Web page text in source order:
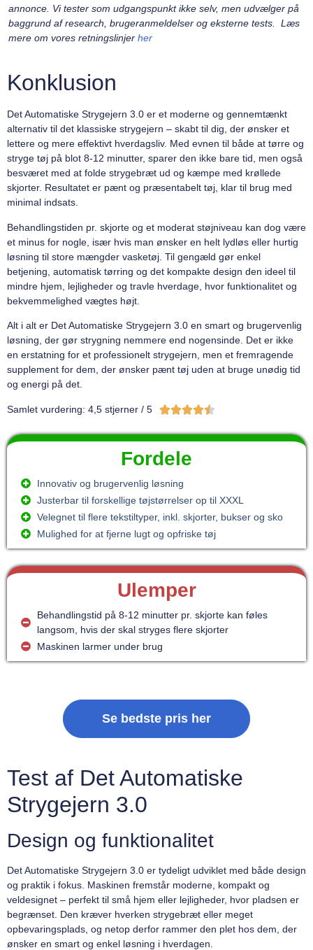
annonce. Vi tester som udgangspunkt ikke selv, men udvælger på
baggrund af research, brugeranmeldelser og eksterne tests. Læs
mere om vores retningslinjer her
Konklusion
Det Automatiske Strygejern 3.0 er et moderne og gennemtænkt
alternativ til det klassiske strygejern – skabt til dig, der ønsker et
lettere og mere effektivt hverdagsliv. Med evnen til både at tørre og
stryge tøj på blot 8-12 minutter, sparer den ikke bare tid, men også
besværet med at folde strygebræt ud og kæmpe med krøllede
skjorter. Resultatet er pænt og præsentabelt tøj, klar til brug med
minimal indsats.
Behandlingstiden pr. skjorte og et moderat støjniveau kan dog være
et minus for nogle, især hvis man ønsker en helt lydløs eller hurtig
løsning til store mængder vasketøj. Til gengæld gør enkel
betjening, automatisk tørring og det kompakte design den ideel til
mindre hjem, lejligheder og travle hverdage, hvor funktionalitet og
bekvemmelighed vægtes højt.
Alt i alt er Det Automatiske Strygejern 3.0 en smart og brugervenlig
løsning, der gør strygning nemmere end nogensinde. Det er ikke
en erstatning for et professionelt strygejern, men et fremragende
supplement for dem, der ønsker pænt tøj uden at bruge unødig tid
og energi på det.
Samlet vurdering: 4,5 stjerner / 5 
Fordele
Innovativ og brugervenlig løsning
Justerbar til forskellige tøjstørrelser op til XXXL
Velegnet til flere tekstiltyper, inkl. skjorter, bukser og sko
Mulighed for at fjerne lugt og opfriske tøj
Ulemper
Behandlingstid på 8-12 minutter pr. skjorte kan føles
langsom, hvis der skal stryges flere skjorter
Maskinen larmer under brug
Se bedste pris her
Test af Det Automatiske
Strygejern 3.0
Design og funktionalitet
Det Automatiske Strygejern 3.0 er tydeligt udviklet med både design
og praktik i fokus. Maskinen fremstår moderne, kompakt og
veldesignet – perfekt til små hjem eller lejligheder, hvor pladsen er
begrænset. Den kræver hverken strygebræt eller meget
opbevaringsplads, og netop derfor rammer den plet hos dem, der
ønsker en smart og enkel løsning i hverdagen.